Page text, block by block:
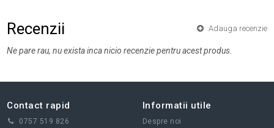
Recenzii Adauga recenzie
Ne pare rau, nu exista inca nicio recenzie pentru acest produs.
Contact rapid
0757 519 826
Informatii utile
Despre noi